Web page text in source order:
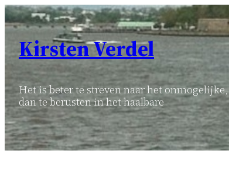
Ga
naar
inhoud
Kirsten Verdel
Het is beter te streven naar het onmogelijke,
dan te berusten in het haalbare